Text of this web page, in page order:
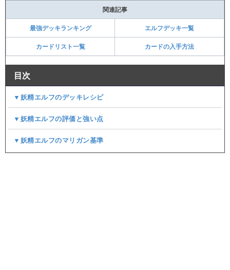
関連記事
最強デッキランキング エルフデッキ一覧
カードリスト一覧 カードの入手方法
目次
▼妖精エルフのデッキレシピ
▼妖精エルフの評価と強い点
▼妖精エルフのマリガン基準